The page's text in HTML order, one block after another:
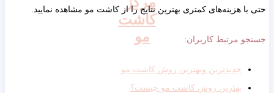
کاشت
مو
حتی با هزینه‌های کمتری بهترین نتایج را از کاشت مو مشاهده نمایید.
جستجو مرتبط کاربران:
جدیدترین وبهترین روش کاشت مو
بهترین روش کاشت مو چیست؟